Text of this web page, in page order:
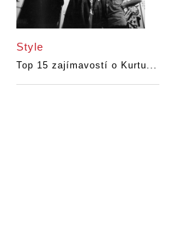
Style
Top 15 zajímavostí o Kurtu...